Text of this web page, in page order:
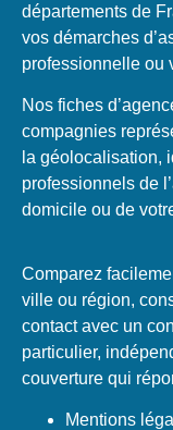
départements de
vos démarches
professionnelle ou
Nos fiches
compagnies
la géolocalisation,
professionnels de
domicile ou de
Comparez
ville ou région,
contact avec un
particulier,
couverture qui
Mentions